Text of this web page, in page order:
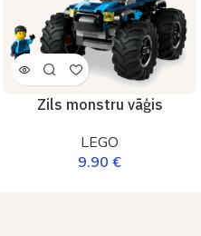
Zils monstru vāģis
LEGO
9.90 €